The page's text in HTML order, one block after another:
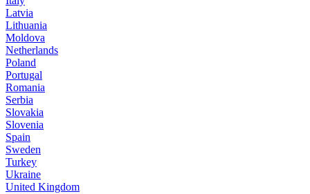
Latvia
Lithuania
Moldova
Netherlands
Poland
Portugal
Romania
Serbia
Slovakia
Slovenia
Spain
Sweden
Turkey
Ukraine
United Kingdom